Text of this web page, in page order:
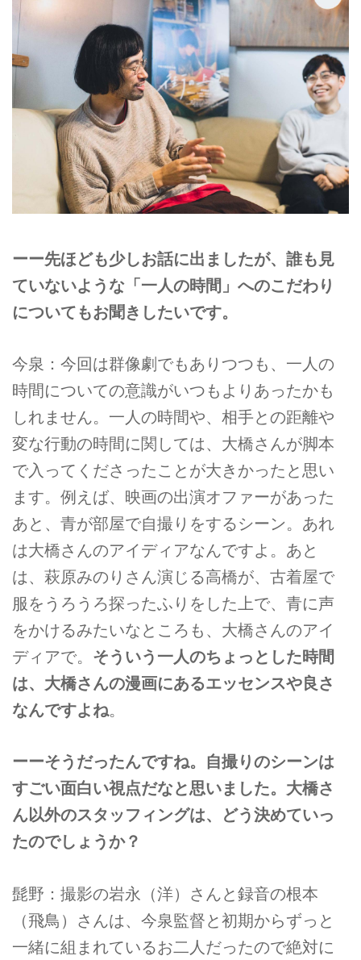
ーー先ほども少しお話に出ましたが、誰も見
ていないような「一人の時間」へのこだわり
についてもお聞きしたいです。
今泉：今回は群像劇でもありつつも、一人の
時間についての意識がいつもよりあったかも
しれません。一人の時間や、相手との距離や
変な行動の時間に関しては、大橋さんが脚本
で入ってくださったことが大きかったと思い
ます。例えば、映画の出演オファーがあった
あと、青が部屋で自撮りをするシーン。あれ
は大橋さんのアイディアなんですよ。あと
は、萩原みのりさん演じる高橋が、古着屋で
服をうろうろ探ったふりをした上で、青に声
をかけるみたいなところも、大橋さんのアイ
ディアで。 そういう一人のちょっとした時間
は、大橋さんの漫画にあるエッセンスや良さ
なんですよね。
ーーそうだったんですね。自撮りのシーンは
すごい面白い視点だなと思いました。大橋さ
ん以外のスタッフィングは、どう決めていっ
たのでしょうか？
髭野：撮影の岩永（洋）さんと録音の根本
（飛鳥）さんは、今泉監督と初期からずっと
一緒に組まれているお二人だったので絶対に